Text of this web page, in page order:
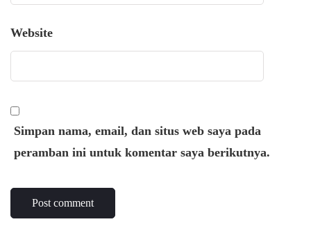
Website
Simpan nama, email, dan situs web saya pada
peramban ini untuk komentar saya berikutnya.